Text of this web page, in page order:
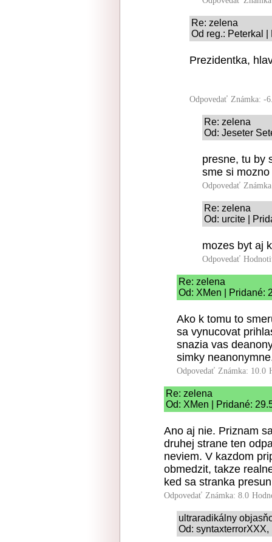
Re: zelena
Od reg.: Peterkal
Prezidentka,
Odpovedať Známka: -
Re: zelena
Od: Jeseter
presne, tu by
sme si
Odpovedať
Re: zelena
Od: urcite |
mozes byt aj
Odpovedať
Re: zelena
Od: XMen | Pridané:
Ako k tomu to
sa vynucovat
snazia vas
simky
Odpovedať Známka: 10.0
Re: zelena
Od: XMen | Pridané:
Ano aj nie. Priznam
druhej strane ten
neviem. V kazdom
obmedzit, takze
ked sa stranka
Odpovedať Známka: 8.0
ultraradikálny
Od: